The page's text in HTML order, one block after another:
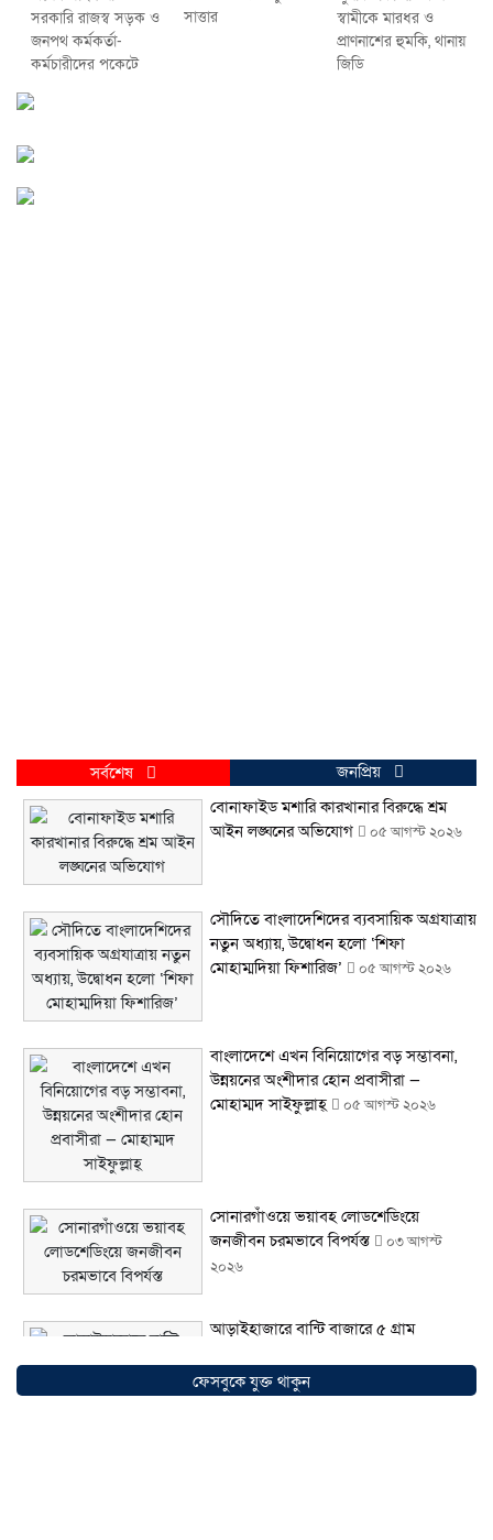
সরকারি রাজস্ব সড়ক ও
জনপথ কর্মকর্তা-
কর্মচারীদের পকেটে
সাত্তার
স্বামীকে মারধর ও
প্রাণনাশের হুমকি, থানায়
জিডি
সর্বশেষ
জনপ্রিয়
বোনাফাইড মশারি কারখানার বিরুদ্ধে শ্রম
আইন লঙ্ঘনের অভিযোগ
০৫ আগস্ট ২০২৬
সৌদিতে বাংলাদেশিদের ব্যবসায়িক অগ্রযাত্রায়
নতুন অধ্যায়, উদ্বোধন হলো ‘শিফা
মোহাম্মদিয়া ফিশারিজ’
০৫ আগস্ট ২০২৬
বাংলাদেশে এখন বিনিয়োগের বড় সম্ভাবনা,
উন্নয়নের অংশীদার হোন প্রবাসীরা —
মোহাম্মদ সাইফুল্লাহ্
০৫ আগস্ট ২০২৬
সোনারগাঁওয়ে ভয়াবহ লোডশেডিংয়ে
জনজীবন চরমভাবে বিপর্যস্ত
০৩ আগস্ট
২০২৬
আড়াইহাজারে বান্টি বাজারে ৫ গ্রাম
ফেসবুকে যুক্ত থাকুন